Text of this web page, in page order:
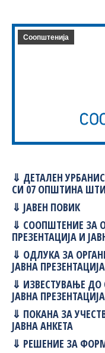
Соопштенија
⇓ ДЕТАЛЕН
СИ 07 ОПШТИНА
⇓ ЈАВЕН ПОВИК
⇓ СООПШТЕНИЕ ЗА
ПРЕЗЕНТАЦИЈА И
⇓ ОДЛУКА ЗА
ЈАВНА ПРЕЗЕНТАЦИЈА
⇓ ИЗВЕСТУВАЊЕ ДО
ЈАВНА
⇓ ПОКАНА ЗА
ЈАВНА АНКЕТА
⇓ РЕШЕНИЕ ЗА